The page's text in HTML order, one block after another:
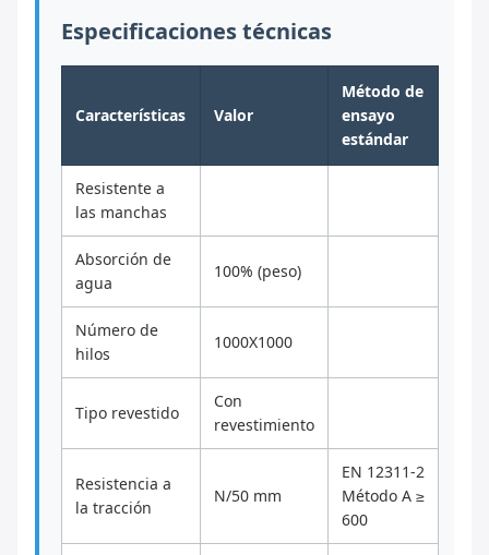
Especificaciones técnicas
Características Valor
Método de
ensayo
estándar
Resistente a
las manchas
Absorción de
agua
100% (peso)
Número de
hilos
1000X1000
Tipo revestido
Con
revestimiento
Resistencia a
la tracción
N/50 mm
EN 12311-2
Método A ≥
600